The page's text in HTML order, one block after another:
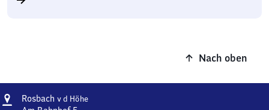
Nach oben
Adresse
Rosbach v d HöheRosbach